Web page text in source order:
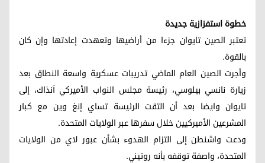
خطوة استفزازية جديدة
تعتبر الصين تايوان جزءا من أراضيها وتعهدت إعادتها وإن كان
بالقوة.
وأجرت الصين العام الماضي تدريبات عسكرية واسعة النطاق بعد
زيارة نانسي بيلوسي، رئيسة مجلس النواب الأميركي آنذاك، إلى
تايوان وايضا بعد أن التقت الرئيسة تساي إنغ وين مع كبار
المشرعين الأميركيين خلال سفرها عبر الولايات المتحدة.
ودعت واشنطن إلى التزام الهدوء بشأن عبور لاي من الولايات
المتحدة، واصفة توقفه بأنه روتيني.